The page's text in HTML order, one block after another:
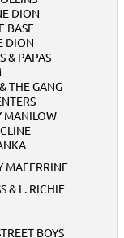
DION
BASE
DION
& PAPAS
THE GANG
MANILOW
MAFERRINE
& L. RICHIE
BOYS